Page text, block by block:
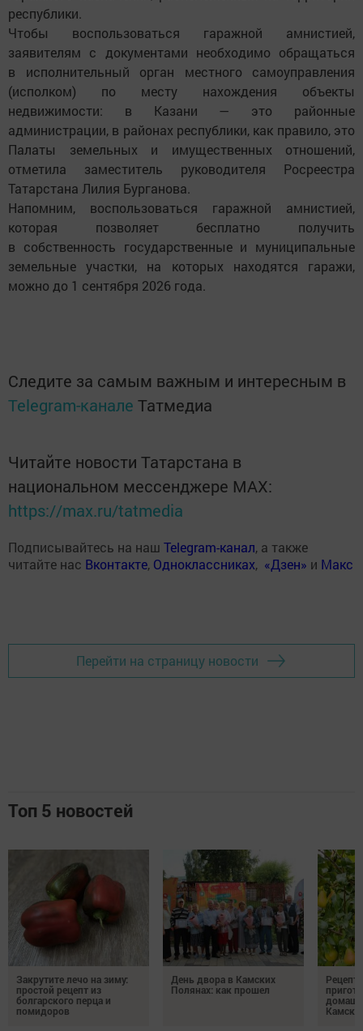
республики.
Чтобы воспользоваться гаражной амнистией,
заявителям с документами необходимо обращаться
в исполнительный орган местного самоуправления
(исполком) по месту нахождения объекты
недвижимости: в Казани — это районные
администрации, в районах республики, как правило, это
Палаты земельных и имущественных отношений,
отметила заместитель руководителя Росреестра
Татарстана Лилия Бурганова.
Напомним, воспользоваться гаражной амнистией,
которая позволяет бесплатно получить
в собственность государственные и муниципальные
земельные участки, на которых находятся гаражи,
можно до 1 сентября 2026 года.
Следите за самым важным и интересным в
Telegram-канале Татмедиа
Читайте новости Татарстана в
национальном мессенджере MАХ:
https://max.ru/tatmedia
Подписывайтесь на наш Telegram-канал, а также
читайте нас Вконтакте, Одноклассниках, «Дзен» и Макс
Перейти на страницу новости
Топ 5 новостей
Закрутите лечо на зиму:
простой рецепт из
болгарского перца и
помидоров
День двора в Камских
Полянах: как прошел